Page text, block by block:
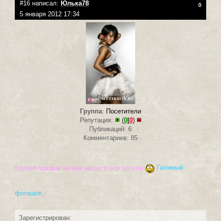
#16 написал: Юлька78 0
5 января 2012 17:34
Группа: Посетители
Репутация:
(0| 0)
Публикаций: 6
Комментариев: 85
Короче призрак на них напал и все здохли Галимый
фотошоп,-
Зарегистрирован: